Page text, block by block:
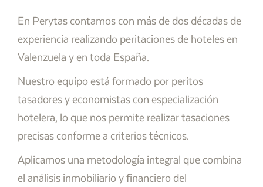
En Perytas contamos con más de dos décadas de
experiencia realizando peritaciones de hoteles en
Valenzuela y en toda España.
Nuestro equipo está formado por peritos
tasadores y economistas con especialización
hotelera, lo que nos permite realizar tasaciones
precisas conforme a criterios técnicos.
Aplicamos una metodología integral que combina
el análisis inmobiliario y financiero del